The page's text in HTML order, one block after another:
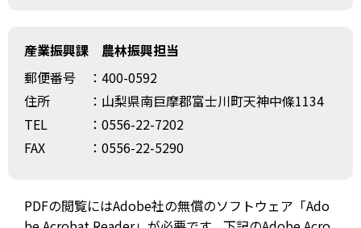
産業振興課 農林振興担当
郵便番号
：400-0592
住所
：山梨県南巨摩郡富士川町天神中條1134
TEL
：0556-22-7202
FAX
：0556-22-5290
PDFの閲覧にはAdobe社の無償のソフトウェア「Ado